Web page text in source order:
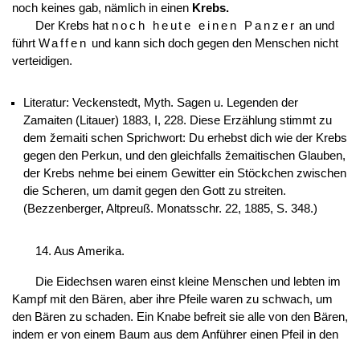
noch keines gab, nämlich in einenKrebs.
Der Krebs hat noch heute einen Panzer an und
führt Waffen und kann sich doch gegen den Menschen nicht
verteidigen.
Literatur: Veckenstedt, Myth. Sagen u. Legenden der
Zamaiten (Litauer) 1883, I, 228. Diese Erzählung stimmt zu
dem žemaiti schen Sprichwort: Du erhebst dich wie der Krebs
gegen den Perkun, und den gleichfalls žemaitischen Glauben,
der Krebs nehme bei einem Gewitter ein Stöckchen zwischen
die Scheren, um damit gegen den Gott zu streiten.
(Bezzenberger, Altpreuß. Monatsschr. 22, 1885, S. 348.)
14. Aus Amerika.
Die Eidechsen waren einst kleine Menschen und lebten im
Kampf mit den Bären, aber ihre Pfeile waren zu schwach, um
den Bären zu schaden. Ein Knabe befreit sie alle von den Bären,
indem er von einem Baum aus dem Anführer einen Pfeil in den